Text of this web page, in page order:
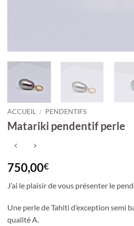
ACCUEIL / PENDENTIFS
Matariki pendentif perle
750,00€
J’ai le plaisir de vous présenter le
Une perle de Tahiti d’exception semi
qualité A.